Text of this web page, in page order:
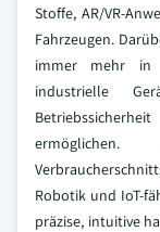
Stoffe, AR/VR-
Fahrzeugen.
immer mehr in
industrielle
Robotik und IoT-
präzise, intuitive